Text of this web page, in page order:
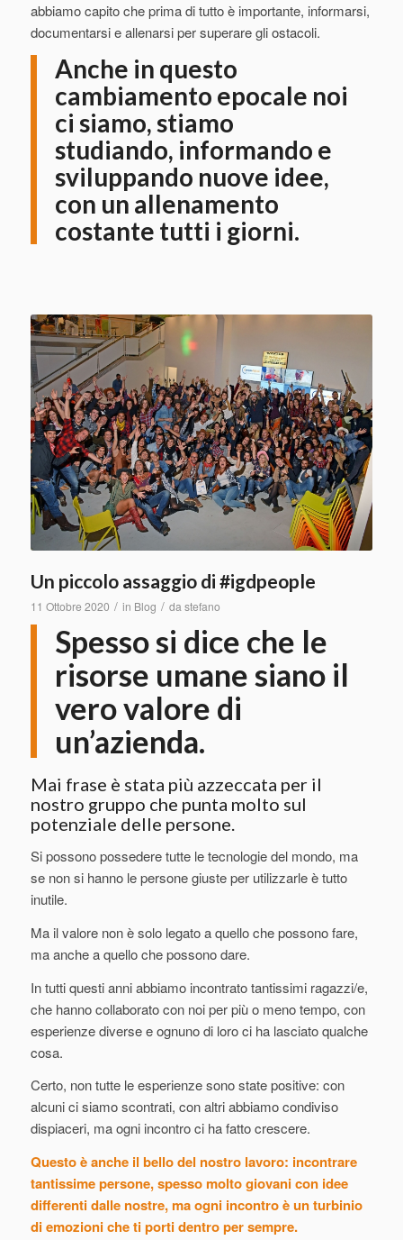
abbiamo capito che prima di tutto è importante, informarsi,
documentarsi e allenarsi per superare gli ostacoli.
Anche in questo
cambiamento epocale noi
ci siamo, stiamo
studiando, informando e
sviluppando nuove idee,
con un allenamento
costante tutti i giorni.
Un piccolo assaggio di #igdpeople
11 Ottobre 2020 / in Blog / da stefano
Spesso si dice che le
risorse umane siano il
vero valore di
un’azienda.
Mai frase è stata più azzeccata per il
nostro gruppo che punta molto sul
potenziale delle persone.
Si possono possedere tutte le tecnologie del mondo, ma
se non si hanno le persone giuste per utilizzarle è tutto
inutile.
Ma il valore non è solo legato a quello che possono fare,
ma anche a quello che possono dare.
In tutti questi anni abbiamo incontrato tantissimi ragazzi/e,
che hanno collaborato con noi per più o meno tempo, con
esperienze diverse e ognuno di loro ci ha lasciato qualche
cosa.
Certo, non tutte le esperienze sono state positive: con
alcuni ci siamo scontrati, con altri abbiamo condiviso
dispiaceri, ma ogni incontro ci ha fatto crescere.
Questo è anche il bello del nostro lavoro: incontrare
tantissime persone, spesso molto giovani con idee
differenti dalle nostre, ma ogni incontro è un turbinio
di emozioni che ti porti dentro per sempre.